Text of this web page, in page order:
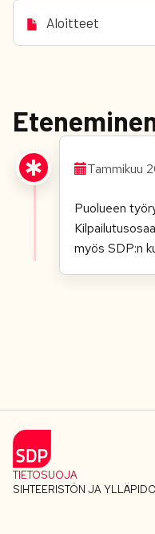
Aloitteet
Tammikuu
Puolueen
myös SDP:n
TIETOSUOJA
SIHTEERISTÖN JA